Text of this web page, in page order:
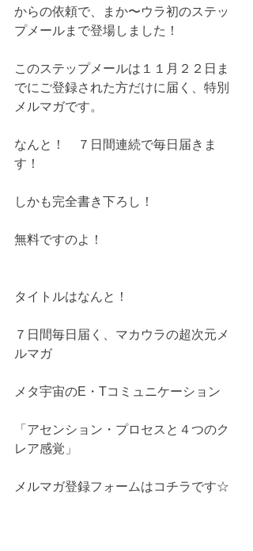
からの依頼で、まか〜ウラ初のステッ
プメールまで登場しました！
このステップメールは１１月２２日ま
でにご登録された方だけに届く、特別
メルマガです。
なんと！　７日間連続で毎日届きま
す！
しかも完全書き下ろし！
無料ですのよ！
タイトルはなんと！
７日間毎日届く、マカウラの超次元メ
ルマガ
メタ宇宙のE・Tコミュニケーション
「アセンション・プロセスと４つのク
レア感覚」
メルマガ登録フォームはコチラです☆